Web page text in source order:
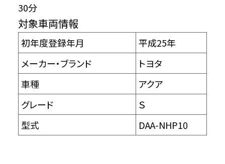
30分
対象車両情報
初年度登録年月
平成25年
メーカー・ブランド
トヨタ
車種
アクア
グレード
Ｓ
型式
DAA-NHP10